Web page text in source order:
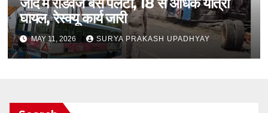
घायल, रेस्क्यू कार्य जारी
MAY 11, 2026 SURYA PRAKASH UPADHYAY